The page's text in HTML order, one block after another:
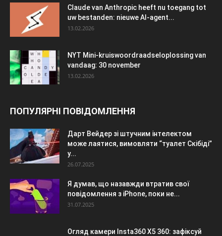
Claude van Anthropic heeft nu toegang tot
uw bestanden: nieuwe AI-agent...
13.02.2026
NYT Mini-kruiswoordraadseloplossing van
vandaag: 30 november
13.02.2026
ПОПУЛЯРНІ ПОВІДОМЛЕННЯ
Дарт Вейдер зі штучним інтелектом
може лаятися, вимовляти “туалет Скібіді”
у...
26.07.2025
Я думав, що назавжди втратив свої
повідомлення з iPhone, поки не...
31.07.2025
Огляд камери Insta360 X5 360: зафіксуй